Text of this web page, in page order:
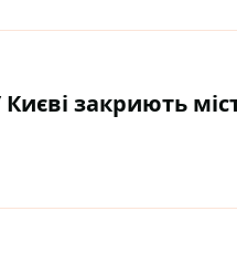
Києві закриють